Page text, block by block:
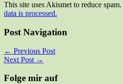
This site uses Akismet to reduce spam.
data is processed.
Post Navigation
← Previous Post
Next Post →
Folge mir auf